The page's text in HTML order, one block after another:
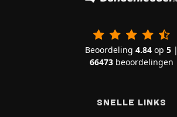
Beoordeling 4.84op 5|
66473beoordelingen
SNELLE LINKS